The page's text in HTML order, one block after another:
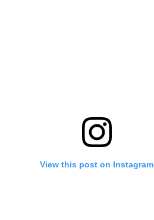
View this post on Instagram